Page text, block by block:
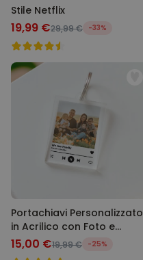
Stile Netflix
19,99 €29,99 € -33%
Portachiavi Personalizzato
in Acrilico con Foto e
Canzone
15,00 €19,99 € -25%